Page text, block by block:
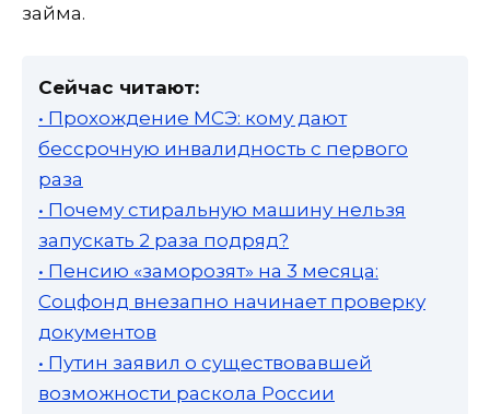
займа.
Сейчас читают:
• Прохождение МСЭ: кому дают
бессрочную инвалидность с первого
раза
• Почему стиральную машину нельзя
запускать 2 раза подряд?
• Пенсию «заморозят» на 3 месяца:
Соцфонд внезапно начинает проверку
документов
• Путин заявил о существовавшей
возможности раскола России